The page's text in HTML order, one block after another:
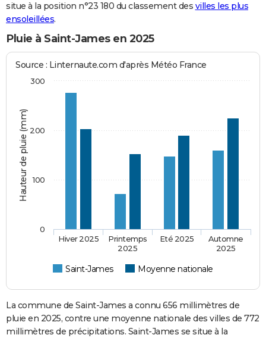
situe à la position n°23 180 du classement des villes les plus
ensoleillées.
Pluie à Saint-James en 2025
Hauteur de pluie (mm)
Source : Linternaute.com d'après Météo France
Saint-James Moyenne nationale
Hiver 2025
Printemps
2025
Eté 2025
Automne
2025
0
100
200
300
La commune de Saint-James a connu 656 millimètres de
pluie en 2025, contre une moyenne nationale des villes de 772
millimètres de précipitations. Saint-James se situe à la